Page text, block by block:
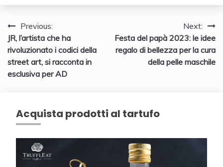
Navigazione
articoli
Previous:
JR, l’artista che ha
rivoluzionato i codici della
street art, si racconta in
esclusiva per AD
Next:
Festa del papà 2023: le idee
regalo di bellezza per la cura
della pelle maschile
Acquista prodotti al tartufo